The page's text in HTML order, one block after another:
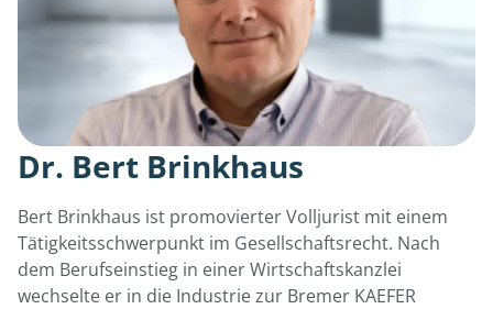
Dr. Bert Brinkhaus
Bert Brinkhaus ist promovierter Volljurist mit einem
Tätigkeitsschwerpunkt im Gesellschaftsrecht. Nach
dem Berufseinstieg in einer Wirtschaftskanzlei
wechselte er in die Industrie zur Bremer KAEFER